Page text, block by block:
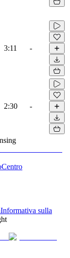
3:11 -
2:30 -
Centro
Informativa sulla